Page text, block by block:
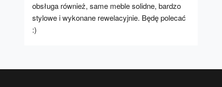
obsługa również, same meble solidne, bardzo
stylowe i wykonane rewelacyjnie. Będę polecać
:)